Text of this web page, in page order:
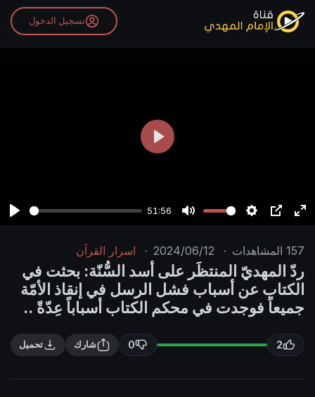
تسجيل الدخول
51:56
u
e
e
t
n
g
I
P
n
e
u
l
P
y
157 المشاهدات ·
2024/06/12
· اسرار القرآن
ردّ المهديّ المنتظَر على أسد السُّنّة: بحثت في
الكتاب عن أسباب فشل الرسل في إنقاذ الأمّة
جميعاً فوجدت في محكم الكتاب أسباباً عِدّةً ..
2
0 شارك تحميل